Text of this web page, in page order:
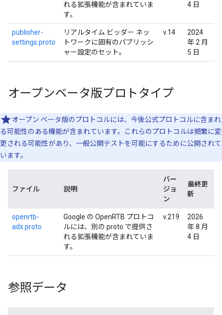
れる拡張機能が含まれていま
す。
4 日
publisher-
settings.proto
リアルタイム ビッダー ネッ
トワークに固有のパブリッシ
ャー設定のセット。
v.14
2024
年 2 月
5 日
オープンベータ版プロトタイプ
オープン ベータ版のプロトコルには、今後公式プロトコルに含まれ
る可能性のある機能が含まれています。これらのプロトコルは頻繁に変
更される可能性があり、一般公開テストを可能にするために公開されて
います。
ファイル 説明
バー
ジョ
ン
最終更
新
openrtb-
adx.proto
Google の OpenRTB プロトコ
ルには、別の proto で提供さ
れる拡張機能が含まれていま
す。
v.219
2026
年 8 月
4 日
参照データ